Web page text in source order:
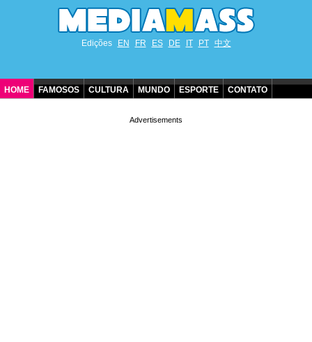
Edições EN FR ES DE IT PT 中文
HOME FAMOSOS CULTURA MUNDO ESPORTE CONTATO